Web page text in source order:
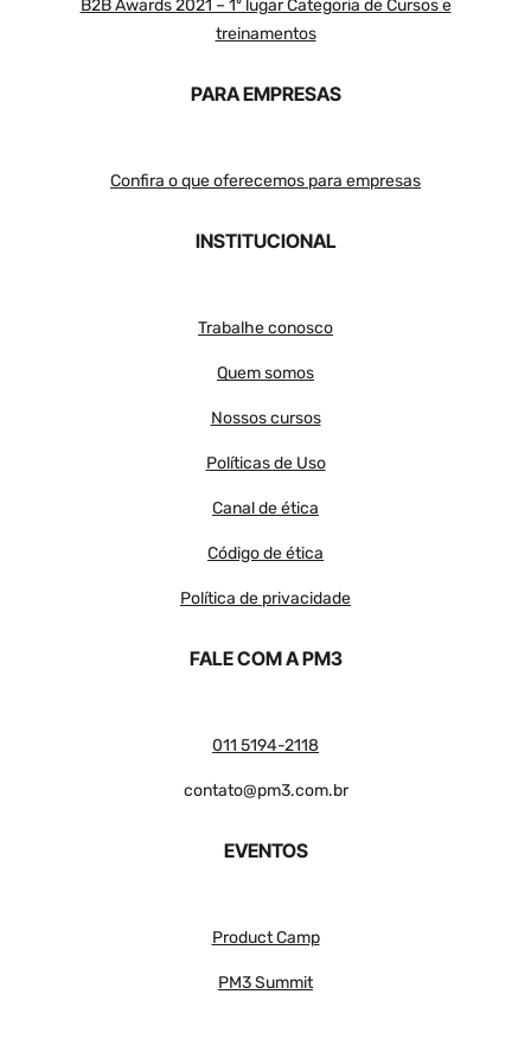
B2B Awards 2021 – 1º lugar Categoria de Cursos e
treinamentos
PARA EMPRESAS
Confira o que oferecemos para empresas
INSTITUCIONAL
Trabalhe conosco
Quem somos
Nossos cursos
Políticas de Uso
Canal de ética
Código de ética
Política de privacidade
FALE COM A PM3
011 5194-2118
contato@pm3.com.br
EVENTOS
Product Camp
PM3 Summit